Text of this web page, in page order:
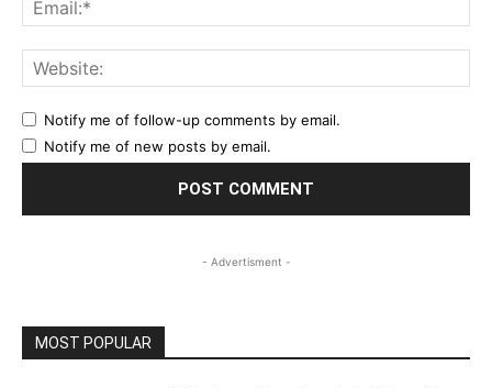
Notify me of follow-up comments by email.
Notify me of new posts by email.
- Advertisment -
MOST POPULAR